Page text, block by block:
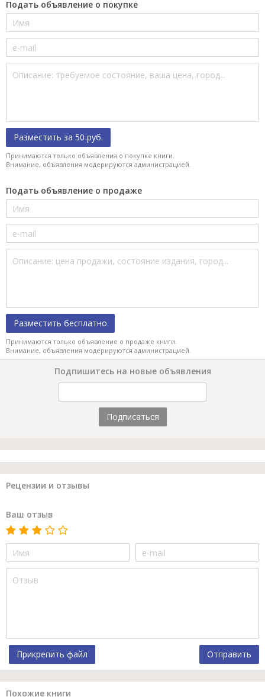
Подать объявление о покупке
Разместить за 50 руб.
Принимаются только объявления о покупке книги.
Внимание, объявления модерируются администрацией.
Подать объявление о продаже
Разместить бесплатно
Принимаются только объявление о продаже книги.
Внимание, объявления модерируются администрацией.
Подпишитесь на новые объявления
Подписаться
Рецензии и отзывы
Ваш отзыв
Прикрепить файл Отправить
Похожие книги